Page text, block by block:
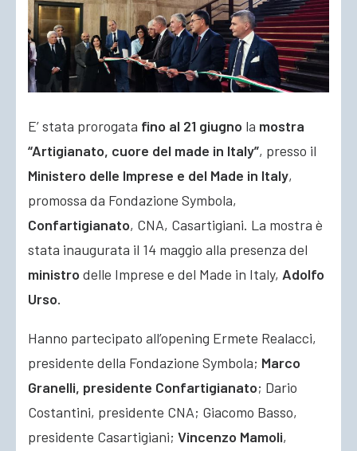
E’ stata prorogata fino al 21 giugno la mostra
“Artigianato, cuore del made in Italy”, presso il
Ministero delle Imprese e del Made in Italy,
promossa da Fondazione Symbola,
Confartigianato, CNA, Casartigiani. La mostra è
stata inaugurata il 14 maggio alla presenza del
ministro delle Imprese e del Made in Italy, Adolfo
Urso.
Hanno partecipato all’opening Ermete Realacci,
presidente della Fondazione Symbola; Marco
Granelli, presidente Confartigianato; Dario
Costantini, presidente CNA; Giacomo Basso,
presidente Casartigiani; Vincenzo Mamoli,